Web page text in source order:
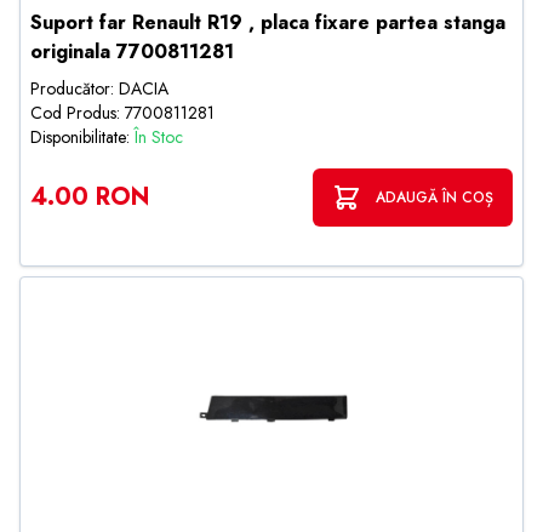
Suport far Renault R19 , placa fixare partea stanga
originala 7700811281
Producător: DACIA
Cod Produs: 7700811281
Disponibilitate:În Stoc
4.00 RON ADAUGĂ ÎN COȘ